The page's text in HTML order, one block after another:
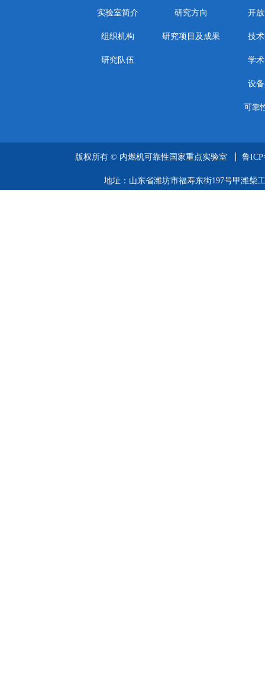
实验室简介
组织机构
研究队伍
研究方向
研究项目及成果
开
技
学
设
可靠
版权所有 © 内燃机可靠性国家重点实验室 鲁ICP
地址：山东省潍坊市福寿东街197号甲潍柴